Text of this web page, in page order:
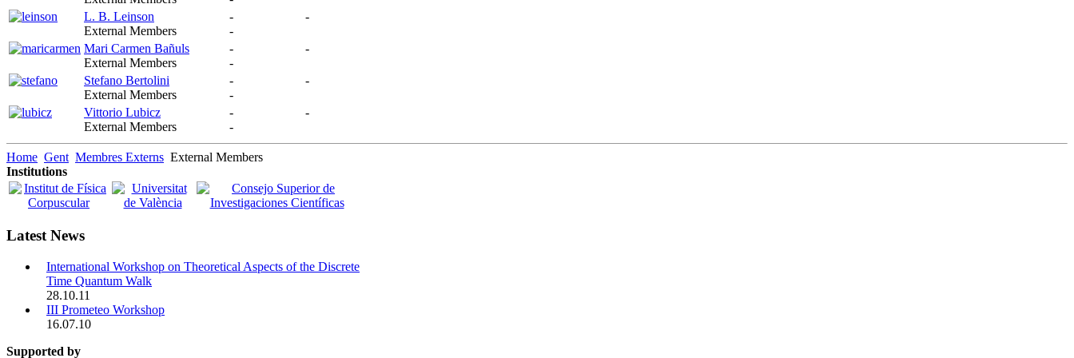
L. B. Leinson
External Members
-
-
-
Mari Carmen Bañuls
External Members
-
-
-
Stefano Bertolini
External Members
-
-
-
Vittorio Lubicz
External Members
-
-
-
Home Gent Membres Externs External Members
Institutions
Latest News
International Workshop on Theoretical Aspects of the Discrete
Time Quantum Walk
28.10.11
III Prometeo Workshop
16.07.10
Supported by